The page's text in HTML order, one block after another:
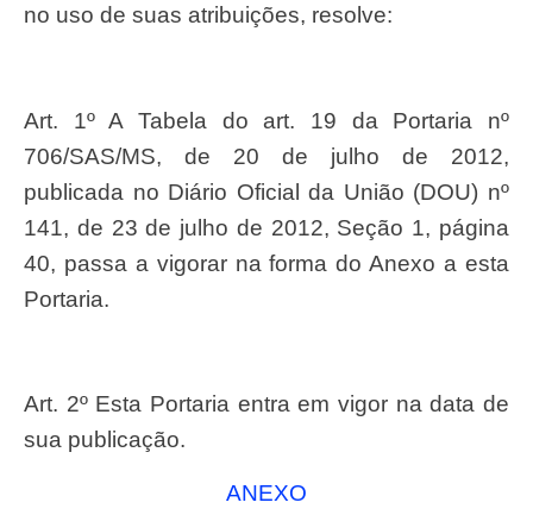
no uso de suas atribuições, resolve:
Art. 1º A Tabela do art. 19 da Portaria nº
706/SAS/MS, de 20 de julho de 2012,
publicada no Diário Oficial da União (DOU) nº
141, de 23 de julho de 2012, Seção 1, página
40, passa a vigorar na forma do Anexo a esta
Portaria.
Art. 2º Esta Portaria entra em vigor na data de
sua publicação.
ANEXO